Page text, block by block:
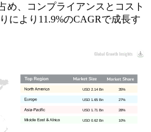
め、コンプライアンスとコスト
により11.9%のCAGRで成長す
10%
USD 0.62 Bn
28%
USD 1.71 Bn
27%
USD 1.65 Bn
35%
USD 2.14 Bn